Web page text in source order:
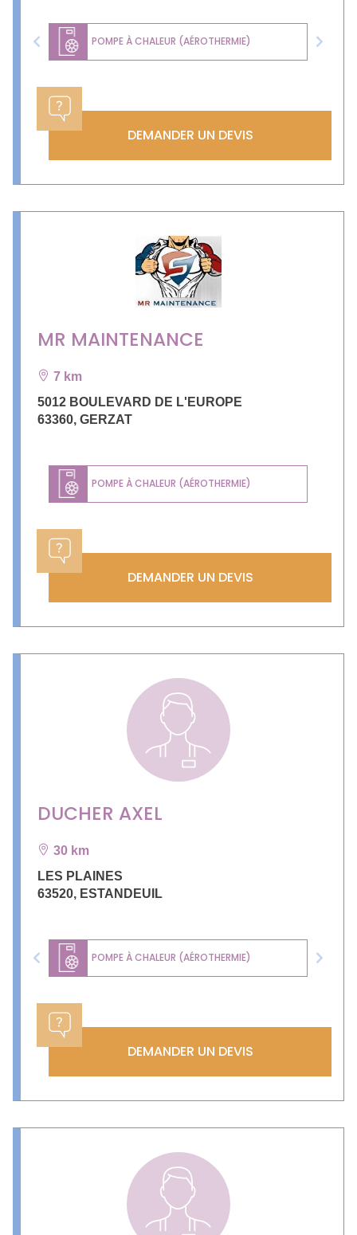
POMPE À CHALEUR (AÉROTHERMIE)
Previous Next
DEMANDER UN DEVIS
MR MAINTENANCE
7 km
5012 BOULEVARD DE L'EUROPE
63360, GERZAT
POMPE À CHALEUR (AÉROTHERMIE)
DEMANDER UN DEVIS
DUCHER AXEL
30 km
LES PLAINES
63520, ESTANDEUIL
POMPE À CHALEUR (AÉROTHERMIE)
Previous Next
DEMANDER UN DEVIS